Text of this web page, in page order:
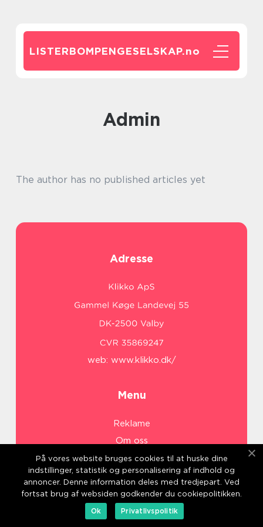
LISTERBOMPENGESELSKAP.no
admin
The author has no published articles yet
Adresse
web: www.klikko.dk/
Menu
Reklame
Om oss
Cookies
Kontakt Oss
Sitemap
På vores website bruges cookies til at huske dine
indstillinger, statistik og personalisering af indhold og
annoncer. Denne information deles med tredjepart. Ved
fortsat brug af websiden godkender du cookiepolitikken.
Ok
Privatlivspolitik